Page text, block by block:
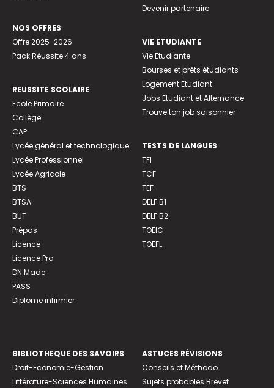
NOS OFFRES
Offre 2025-2026
Pack Réussite 4 ans
REUSSITE SCOLAIRE
Ecole Primaire
Collège
CAP
Lycée général et technologique
Lycée Professionnel
Lycée Agricole
BTS
BTSA
BUT
Prépas
Licence
Licence Pro
DN Made
PASS
Diplome infirmier
Devenir partenaire
VIE ETUDIANTE
Vie Etudiante
Bourses et prêts étudiants
Logement Etudiant
Jobs Etudiant et Alternance
Trouve ton job saisonnier
TESTS DE LANGUES
TFI
TCF
TEF
DELF B1
DELF B2
TOEIC
TOEFL
BIBLIOTHEQUE DES SAVOIRS
Droit-Economie-Gestion
Littérature-Sciences Humaines
ASTUCES RÉVISIONS
Conseils et Méthodo
Sujets probables Brevet